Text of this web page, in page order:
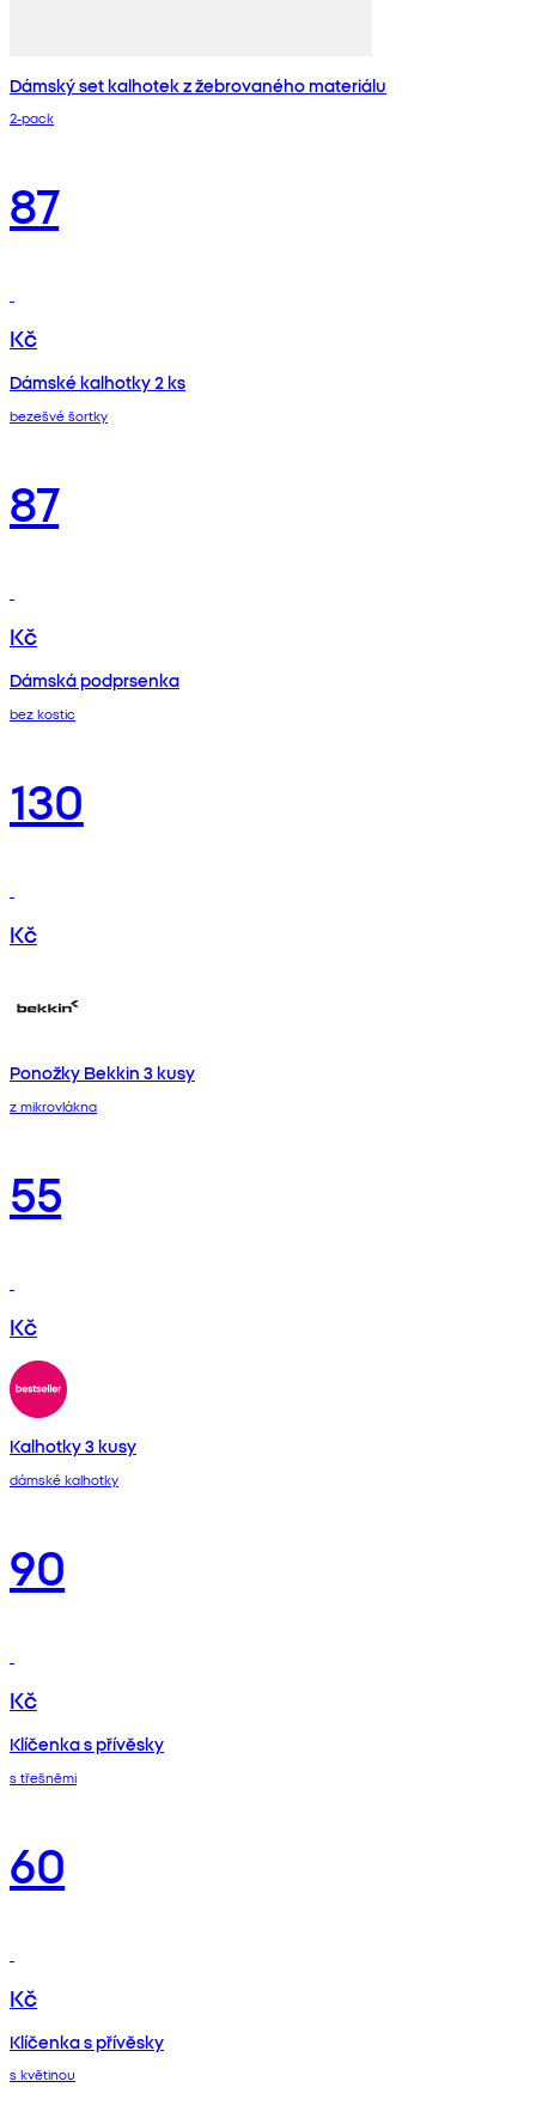
Dámský set kalhotek z žebrovaného materiálu
2‑pack
87
Kč
Dámské kalhotky 2 ks
bezešvé šortky
87
Kč
Dámská podprsenka
bez kostic
130
Kč
Ponožky Bekkin 3 kusy
z mikrovlákna
55
Kč
Kalhotky 3 kusy
dámské kalhotky
90
Kč
Klíčenka s přívěsky
s třešněmi
60
Kč
Klíčenka s přívěsky
s květinou